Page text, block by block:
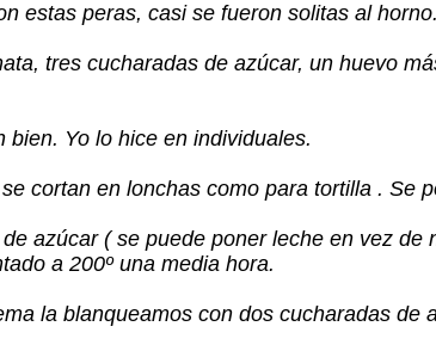
estas peras, casi se fueron solitas al
tres cucharadas de azúcar, un huevo
Yo lo hice en individuales.
cortan en lonchas como para tortilla . Se
azúcar ( se puede poner leche en vez
a 200º una media hora.
la blanqueamos con dos cucharadas de